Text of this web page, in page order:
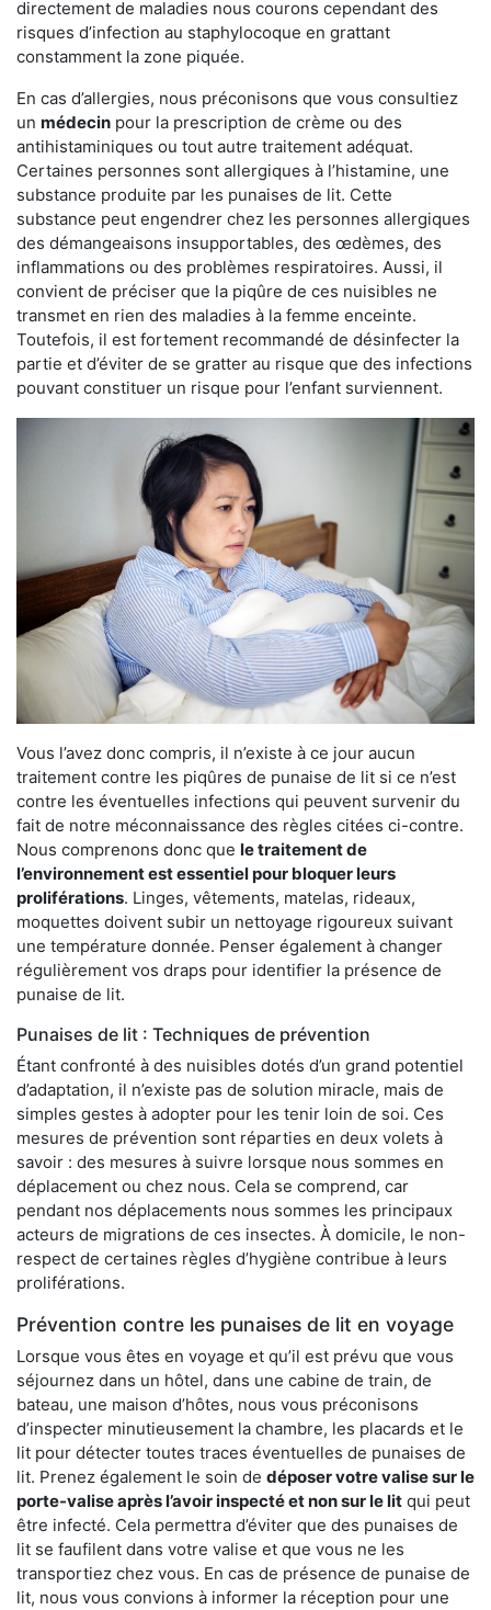
directement de maladies nous courons cependant des
risques d’infection au staphylocoque en grattant
constamment la zone piquée.
En cas d’allergies, nous préconisons que vous consultiez
un médecin pour la prescription de crème ou des
antihistaminiques ou tout autre traitement adéquat.
Certaines personnes sont allergiques à l’histamine, une
substance produite par les punaises de lit. Cette
substance peut engendrer chez les personnes allergiques
des démangeaisons insupportables, des œdèmes, des
inflammations ou des problèmes respiratoires. Aussi, il
convient de préciser que la piqûre de ces nuisibles ne
transmet en rien des maladies à la femme enceinte.
Toutefois, il est fortement recommandé de désinfecter la
partie et d’éviter de se gratter au risque que des infections
pouvant constituer un risque pour l’enfant surviennent.
Vous l’avez donc compris, il n’existe à ce jour aucun
traitement contre les piqûres de punaise de lit si ce n’est
contre les éventuelles infections qui peuvent survenir du
fait de notre méconnaissance des règles citées ci-contre.
Nous comprenons donc que le traitement de
l’environnement est essentiel pour bloquer leurs
proliférations. Linges, vêtements, matelas, rideaux,
moquettes doivent subir un nettoyage rigoureux suivant
une température donnée. Penser également à changer
régulièrement vos draps pour identifier la présence de
punaise de lit.
Punaises de lit : Techniques de prévention
Étant confronté à des nuisibles dotés d’un grand potentiel
d’adaptation, il n’existe pas de solution miracle, mais de
simples gestes à adopter pour les tenir loin de soi. Ces
mesures de prévention sont réparties en deux volets à
savoir : des mesures à suivre lorsque nous sommes en
déplacement ou chez nous. Cela se comprend, car
pendant nos déplacements nous sommes les principaux
acteurs de migrations de ces insectes. À domicile, le non-
respect de certaines règles d’hygiène contribue à leurs
proliférations.
Prévention contre les punaises de lit en voyage
Lorsque vous êtes en voyage et qu’il est prévu que vous
séjournez dans un hôtel, dans une cabine de train, de
bateau, une maison d’hôtes, nous vous préconisons
d’inspecter minutieusement la chambre, les placards et le
lit pour détecter toutes traces éventuelles de punaises de
lit. Prenez également le soin de déposer votre valise sur le
porte-valise après l’avoir inspecté et non sur le lit qui peut
être infecté. Cela permettra d’éviter que des punaises de
lit se faufilent dans votre valise et que vous ne les
transportiez chez vous. En cas de présence de punaise de
lit, nous vous convions à informer la réception pour une